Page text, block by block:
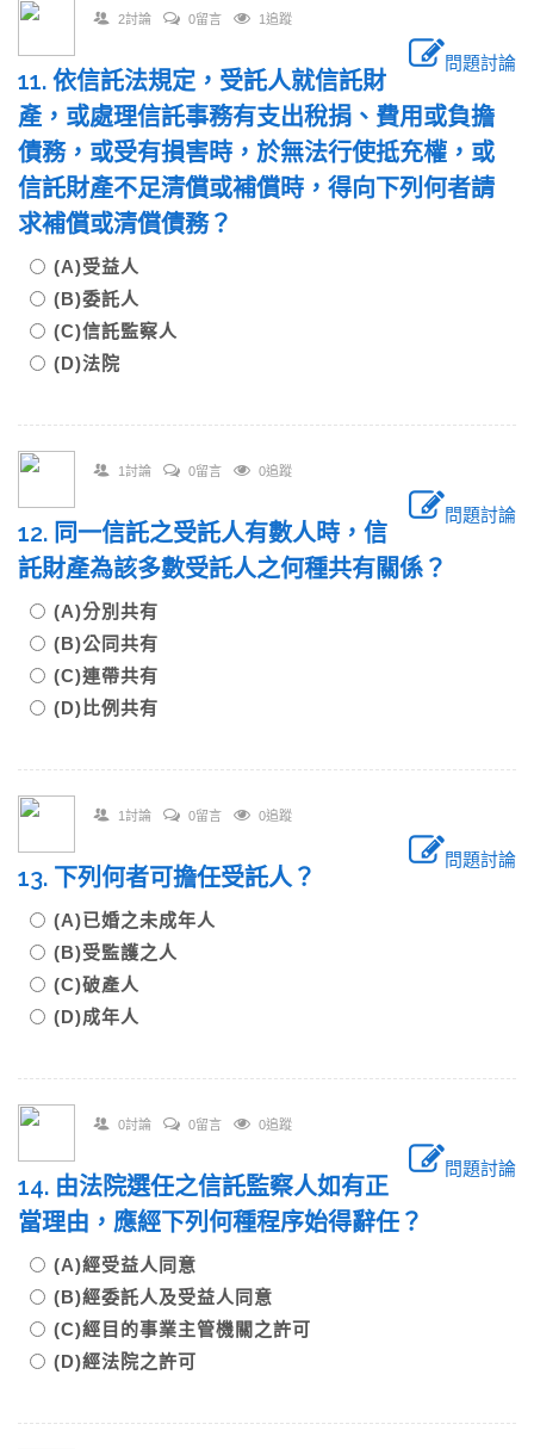
2討論 0留言 1追蹤
問題討論
11. 依信託法規定，受託人就信託財
產，或處理信託事務有支出稅捐、費用或負擔
債務，或受有損害時，於無法行使抵充權，或
信託財產不足清償或補償時，得向下列何者請
求補償或清償債務？
(A)受益人
(B)委託人
(C)信託監察人
(D)法院
1討論 0留言 0追蹤
問題討論
12. 同一信託之受託人有數人時，信
託財產為該多數受託人之何種共有關係？
(A)分別共有
(B)公同共有
(C)連帶共有
(D)比例共有
1討論 0留言 0追蹤
問題討論
13. 下列何者可擔任受託人？
(A)已婚之未成年人
(B)受監護之人
(C)破產人
(D)成年人
0討論 0留言 0追蹤
問題討論
14. 由法院選任之信託監察人如有正
當理由，應經下列何種程序始得辭任？
(A)經受益人同意
(B)經委託人及受益人同意
(C)經目的事業主管機關之許可
(D)經法院之許可